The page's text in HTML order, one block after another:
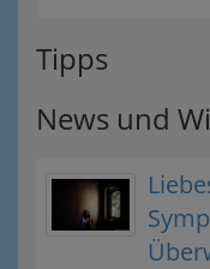
Tipps
News und